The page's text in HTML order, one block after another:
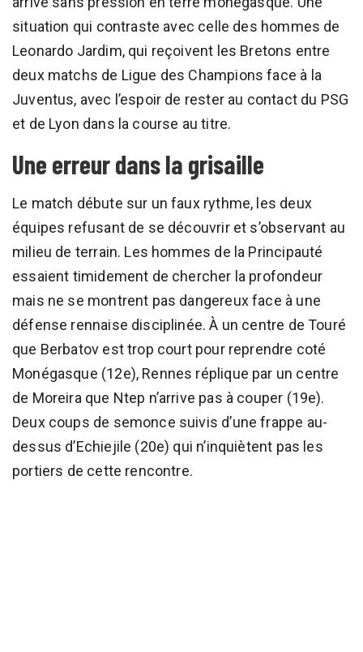
situation qui contraste avec celle des hommes de
Leonardo Jardim, qui reçoivent les Bretons entre
deux matchs de Ligue des Champions face à la
Juventus, avec l’espoir de rester au contact du PSG
et de Lyon dans la course au titre.
Une erreur dans la grisaille
Le match débute sur un faux rythme, les deux
équipes refusant de se découvrir et s’observant au
milieu de terrain. Les hommes de la Principauté
essaient timidement de chercher la profondeur
mais ne se montrent pas dangereux face à une
défense rennaise disciplinée. À un centre de Touré
que Berbatov est trop court pour reprendre coté
Monégasque (12e), Rennes réplique par un centre
de Moreira que Ntep n’arrive pas à couper (19e).
Deux coups de semonce suivis d’une frappe au-
dessus d’Echiejile (20e) qui n’inquiètent pas les
portiers de cette rencontre.